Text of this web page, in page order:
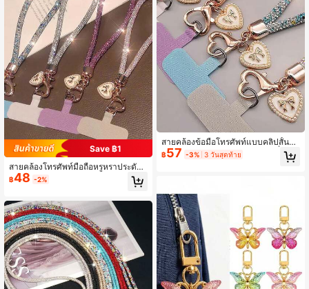
Save ฿1
สายคล้องโทรศัพท์มือถือหรูหราประดับ
พลอยเทียม, อุปกรณ์สายคล้องข้อมือ, สร้
อยข้อมือจี้ผีเสื้อและหัวใจสั้นเก๋
฿48 -2%
สายคล้องข้อมือโทรศัพท์แบบคลิปสั้นหรู
หรา เงา ลายหัวใจโบว์ กว้าง แฟชั่น ป้อ
งกันการสูญหาย สำหรับใช้กลางแจ้ง พร้
฿57 -3% 3 วันสุดท้าย